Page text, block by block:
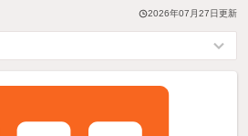
2026年07月27日更新